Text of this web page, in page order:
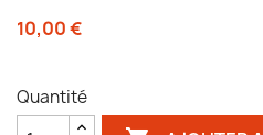
10,00 €
Quantité